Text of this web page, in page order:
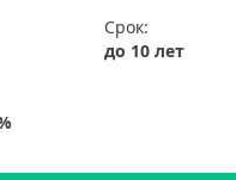
Срок:
до 10 лет